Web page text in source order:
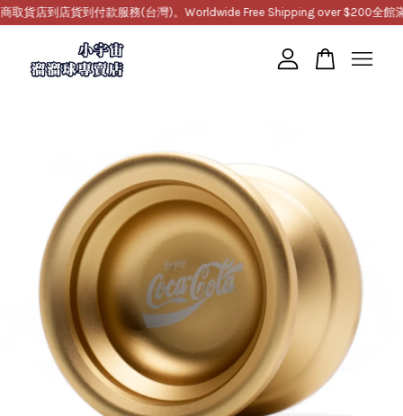
貨店到店貨到付款服務(台灣)。Worldwide Free Shipping over $200全館滿